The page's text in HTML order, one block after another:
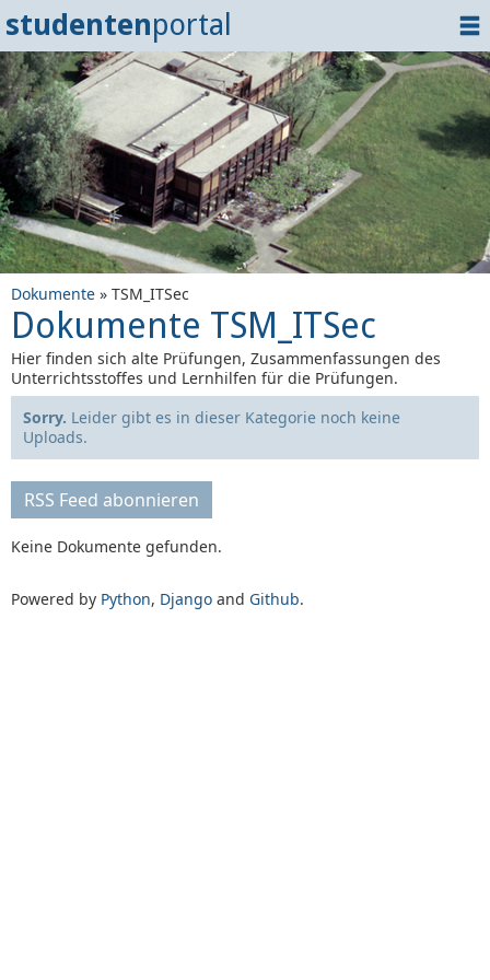
studentenportal
Home
Dokumente
Events
? Tipps
Login
Dokumente » TSM_ITSec
Dokumente TSM_ITSec
Hier finden sich alte Prüfungen, Zusammenfassungen des
Unterrichtsstoffes und Lernhilfen für die Prüfungen.
Sorry. Leider gibt es in dieser Kategorie noch keine
Uploads.
RSS Feed abonnieren
Keine Dokumente gefunden.
Powered by Python, Django and Github.